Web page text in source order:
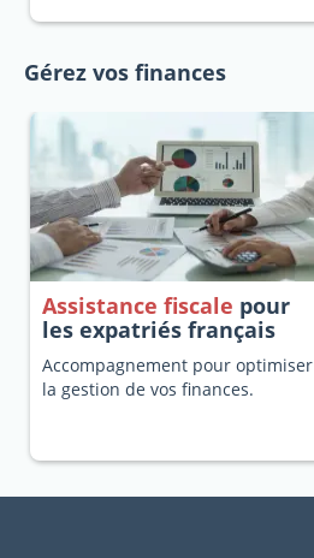
Gérez vos finances
Assistance fiscale pour
les expatriés français
Accompagnement pour optimiser
la gestion de vos finances.